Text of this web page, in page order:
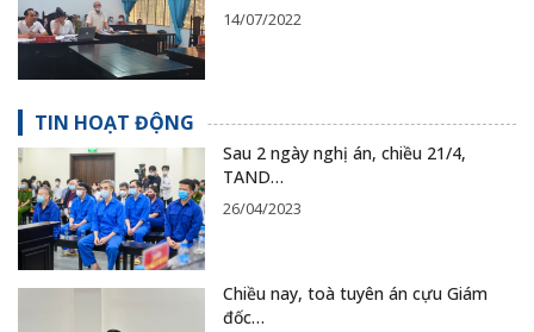
14/07/2022
TIN HOẠT ĐỘNG
Sau 2 ngày nghị án, chiều 21/4,
TAND…
26/04/2023
Chiều nay, toà tuyên án cựu Giám
đốc…